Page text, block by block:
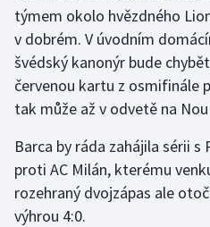
Golf
Gymnastika
Házená
Jezdectví
Judo
týmem okolo hvězdného
v dobrém. V úvodním
švédský kanonýr bude
červenou kartu z osmifinále
tak může až v odvetě na
Barca by ráda zahájila sérii s
proti AC Milán, kterému
rozehraný dvojzápas ale
výhrou 4:0.